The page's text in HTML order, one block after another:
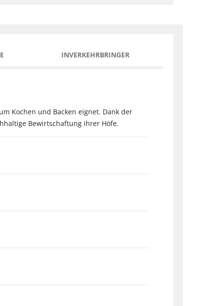
INVERKEHRBRINGER
Kochen und Backen eignet. Dank der
Bewirtschaftung ihrer Höfe.